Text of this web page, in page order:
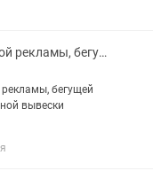
Ремонт наружной рекламы, бегущей строки
бегущей
вывески